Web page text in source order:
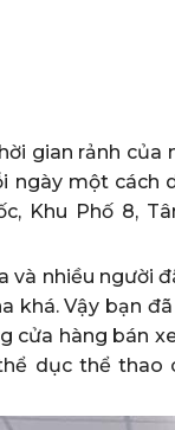
gian rảnh của
một cách
Khu Phố 8,
và nhiều người
Vậy bạn
cửa hàng bán
dục thể thao